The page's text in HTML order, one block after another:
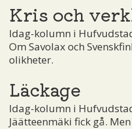
Kris och
Idag-kolumn i
Om Savolax och
olikheter.
Läckage
Idag-kolumn i
Jäätteenmäki fick gå.